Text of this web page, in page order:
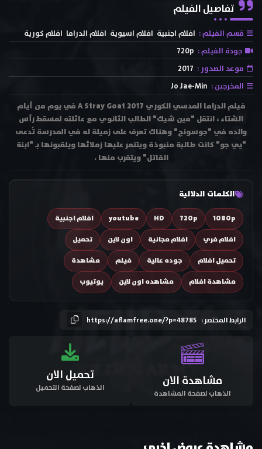
تفاصيل الفيلم
قسم الفيلم : افلام اجنبية افلام اسيوية افلام الدراما افلام كورية
جودة الفيلم : 720p
موعد الصدور : 2017
المخرجين : Jo Jae-Min
فيلم الدراما المدسي الكوري A Stray Goat 2017 في يوم من أيام
الشتاء ، انتقل "مين شيك" الطالب الثانوي مع عائلته لمسقط رأس
والده في "جوسونج" وهناك تعرف على زميلة له في المدرسة تُدعى
"يي جو" كانت طالبة منبوذة ويتنمر عليها زملائها ويلقبونها بـ "ابنة
القاتل" ويتقرب منها .
الكلمات الدلالية
1080p
720p
HD
youtube
افلام اجنبية
افلام فري
افلام مجانية اون لاين
تحميل
تحميل افلام
جوده عالية فيلم
مشاهدة
مشاهدة افلام
مشاهده اون لاين يوتيوب
الرابط المختصر : https://aflamfree.one/?p=48785
مشاهدة الان
الذهاب لصفحة المشاهدة
تحميل الان
الذهاب لصفحة التحميل